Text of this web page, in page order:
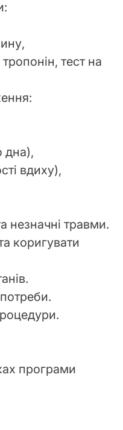
тест на
дна),
вдиху),
незначні травми.
коригувати
програми